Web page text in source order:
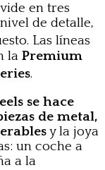
en tres
de detalle,
. Las líneas
la Premium
.
se hace
de metal,
y la joya
un coche a
a la